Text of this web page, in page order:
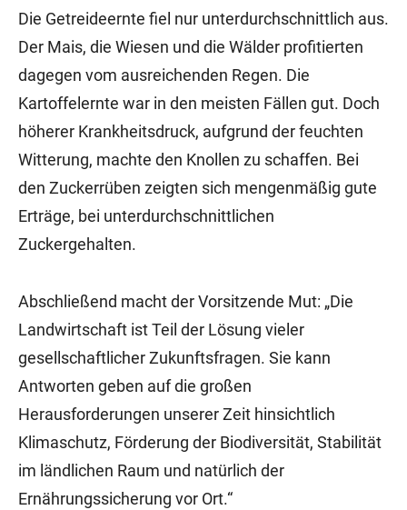
Die Getreideernte fiel nur unterdurchschnittlich aus.
Der Mais, die Wiesen und die Wälder profitierten
dagegen vom ausreichenden Regen. Die
Kartoffelernte war in den meisten Fällen gut. Doch
höherer Krankheitsdruck, aufgrund der feuchten
Witterung, machte den Knollen zu schaffen. Bei
den Zuckerrüben zeigten sich mengenmäßig gute
Erträge, bei unterdurchschnittlichen
Zuckergehalten.
Abschließend macht der Vorsitzende Mut: „Die
Landwirtschaft ist Teil der Lösung vieler
gesellschaftlicher Zukunftsfragen. Sie kann
Antworten geben auf die großen
Herausforderungen unserer Zeit hinsichtlich
Klimaschutz, Förderung der Biodiversität, Stabilität
im ländlichen Raum und natürlich der
Ernährungssicherung vor Ort.“